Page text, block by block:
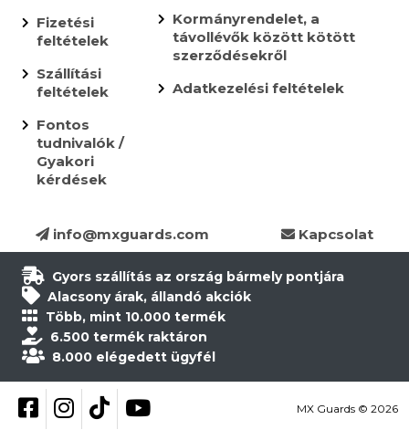
Fizetési
feltételek
Szállítási
feltételek
Fontos
tudnivalók /
Gyakori
kérdések
Kormányrendelet, a
távollévők között kötött
szerződésekről
Adatkezelési feltételek
info@mxguards.com Kapcsolat
Gyors szállítás az ország bármely pontjára
Alacsony árak, állandó akciók
Több, mint 10.000 termék
6.500 termék raktáron
8.000 elégedett ügyfél
Kövess be Facebookon
Kövess be Instagramon
Kövess be TikTokon
YouTube MX Guards © 2026